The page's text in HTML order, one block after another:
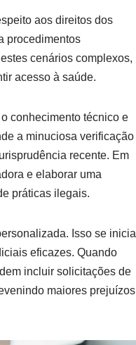
aos direitos dos
procedimentos
cenários complexos,
acesso à saúde.
conhecimento técnico e
a minuciosa verificação
recente. Em
e elaborar uma
práticas ilegais.
Isso se inicia
eficazes. Quando
incluir solicitações de
maiores prejuízos